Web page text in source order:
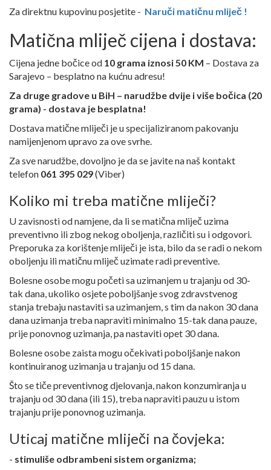
Za direktnu kupovinu posjetite - Naruči matičnu mliječ !
Matična mliječ cijena i dostava:
Cijena jedne bočice od 10 grama iznosi 50 KM – Dostava za
Sarajevo – besplatno na kućnu adresu!
Za druge gradove u BiH – narudžbe dvije i više bočica (20
grama) - dostava je besplatna!
Dostava matične mliječi je u specijaliziranom pakovanju
namijenjenom upravo za ove svrhe.
Za sve narudžbe, dovoljno je da se javite na naš kontakt
telefon 061 395 029(Viber)
Koliko mi treba matične mliječi?
U zavisnosti od namjene, da li se matična mliječ uzima
preventivno ili zbog nekog oboljenja, različiti su i odgovori.
Preporuka za korištenje mliječi je ista, bilo da se radi o nekom
oboljenju ili matičnu mliječ uzimate radi preventive.
Bolesne osobe mogu početi sa uzimanjem u trajanju od 30-
tak dana, ukoliko osjete poboljšanje svog zdravstvenog
stanja trebaju nastaviti sa uzimanjem, s tim da nakon 30 dana
dana uzimanja treba napraviti minimalno 15-tak dana pauze,
prije ponovnog uzimanja, pa nastaviti opet 30 dana.
Bolesne osobe zaista mogu očekivati poboljšanje nakon
kontinuiranog uzimanja u trajanju od 15 dana.
Što se tiče preventivnog djelovanja, nakon konzumiranja u
trajanju od 30 dana (ili 15), treba napraviti pauzu u istom
trajanju prije ponovnog uzimanja.
Uticaj matične mliječi na čovjeka:
- stimuliše odbrambeni sistem organizma;